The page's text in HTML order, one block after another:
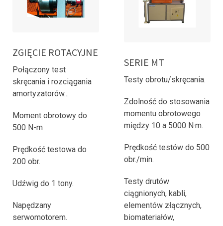
ZGIĘCIE ROTACYJNE
Połączony test
skręcania i rozciągania
amortyzatorów...
Moment obrotowy do
500 N-m
Prędkość testowa do
200 obr.
Udźwig do 1 tony.
Napędzany
serwomotorem.
SERIE MT
Testy obrotu/skręcania.
Zdolność do stosowania
momentu obrotowego
między 10 a 5000 N·m.
Prędkość testów do 500
obr./min.
Testy drutów
ciągnionych, kabli,
elementów złącznych,
biomateriałów,